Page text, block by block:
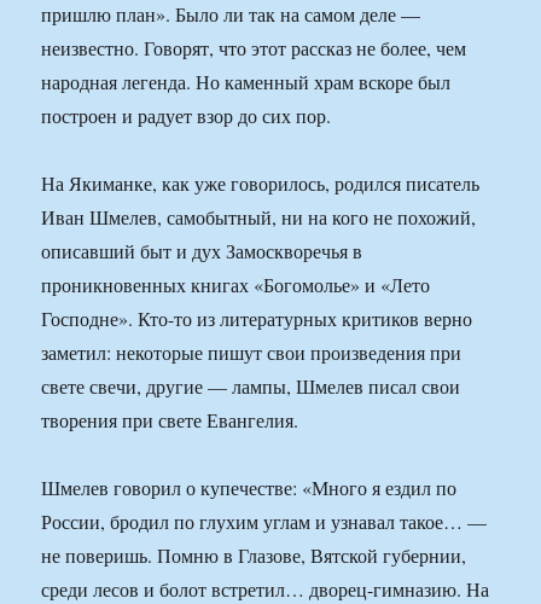
пришлю план». Было ли так на самом деле —
неизвестно. Говорят, что этот рассказ не более, чем
народная легенда. Но каменный храм вскоре был
построен и радует взор до сих пор.
На Якиманке, как уже говорилось, родился писатель
Иван Шмелев, самобытный, ни на кого не похожий,
описавший быт и дух Замоскворечья в
проникновенных книгах «Богомолье» и «Лето
Господне». Кто-то из литературных критиков верно
заметил: некоторые пишут свои произведения при
свете свечи, другие — лампы, Шмелев писал свои
творения при свете Евангелия.
Шмелев говорил о купечестве: «Много я ездил по
России, бродил по глухим углам и узнавал такое… —
не поверишь. Помню в Глазове, Вятской губернии,
среди лесов и болот встретил… дворец-гимназию. На